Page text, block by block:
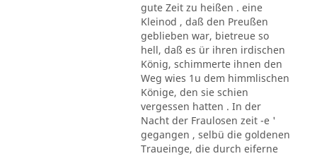
gute Zeit zu heißen . eine
Kleinod , daß den Preußen
geblieben war, bietreue so
hell, daß es ür ihren irdischen
König, schimmerte ihnen den
Weg wies 1u dem himmlischen
Könige, den sie schien
vergessen hatten . In der
Nacht der Fraulosen zeit -e '
gegangen , selbü die goldenen
Traueinge, die durch eiferne